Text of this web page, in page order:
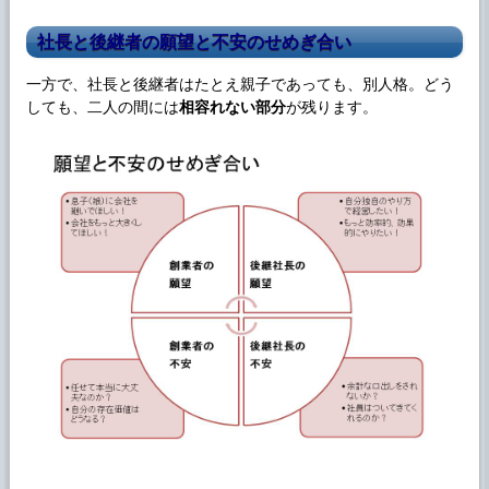
社長と後継者の願望と不安のせめぎ合い
一方で、社長と後継者はたとえ親子であっても、別人格。どう
しても、二人の間には相容れない部分が残ります。